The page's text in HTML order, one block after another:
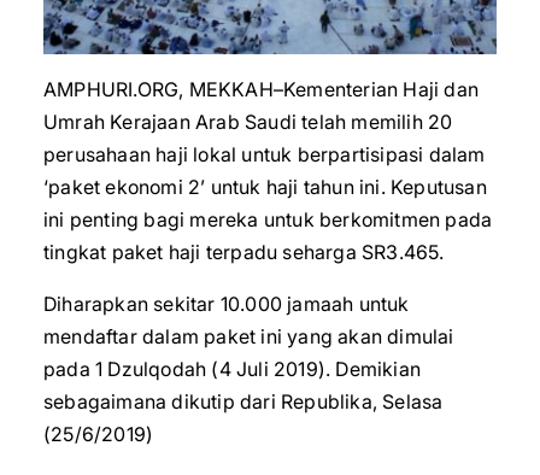
AMPHURI.ORG, MEKKAH–Kementerian Haji dan
Umrah Kerajaan Arab Saudi telah memilih 20
perusahaan haji lokal untuk berpartisipasi dalam
‘paket ekonomi 2’ untuk haji tahun ini. Keputusan
ini penting bagi mereka untuk berkomitmen pada
tingkat paket haji terpadu seharga SR3.465.
Diharapkan sekitar 10.000 jamaah untuk
mendaftar dalam paket ini yang akan dimulai
pada 1 Dzulqodah (4 Juli 2019). Demikian
sebagaimana dikutip dari Republika, Selasa
(25/6/2019)